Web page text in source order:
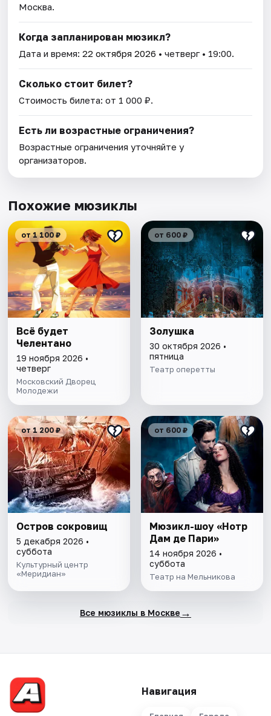
Москва.
Когда запланирован мюзикл?
Дата и время:22 октября 2026 • четверг • 19:00.
Сколько стоит билет?
Стоимость билета: от 1 000 ₽.
Есть ли возрастные ограничения?
Возрастные ограничения уточняйте у
организаторов.
Похожие мюзиклы
от 1 100 ₽
Всё будет
Челентано
19 ноября 2026 •
четверг
Московский Дворец
Молодежи
от 600 ₽
Золушка
30 октября 2026 •
пятница
Театр оперетты
от 1 200 ₽
Остров сокровищ
5 декабря 2026 •
суббота
Культурный центр
«Меридиан»
от 600 ₽
Мюзикл-шоу «Нотр
Дам де Пари»
14 ноября 2026 •
суббота
Театр на Мельникова
Все мюзиклы в Москве →
Навигация